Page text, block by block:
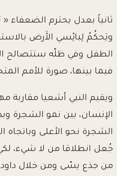
ثانياً بعدل يحترم الضعفاء
الطفل وفي ظلّه ستتصالح
فيما بينها، صورة للأمم
ويقيم النبي أشعيا مقاربة
الإنسان، بين نمو الشجرة
الشجرة نحو الأعلى وباتجاه
جُعل انطلاقا من لا شيء،
من جذع يسّى ومن خلال